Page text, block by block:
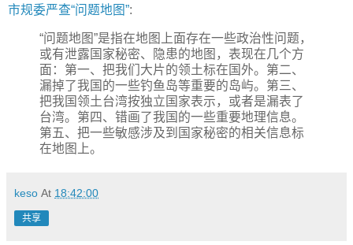
市规委严查“问题地图”:
“问题地图”是指在地图上面存在一些政治性问题，
或有泄露国家秘密、隐患的地图，表现在几个方
面：第一、把我们大片的领土标在国外。第二、
漏掉了我国的一些钓鱼岛等重要的岛屿。第三、
把我国领土台湾按独立国家表示，或者是漏表了
台湾。第四、错画了我国的一些重要地理信息。
第五、把一些敏感涉及到国家秘密的相关信息标
在地图上。
keso At 18:42:00
共享